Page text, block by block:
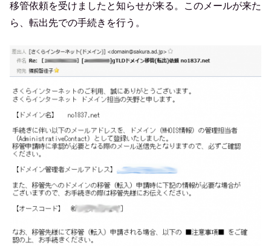
移管依頼を受けましたと知らせが来る。このメールが来た
ら、転出先での手続きを行う。